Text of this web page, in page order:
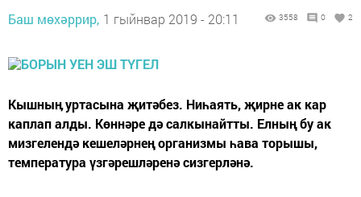
Баш мөхәррир, 1 гыйнвар 2019 - 20:11 3558 0 2
Кышныӊ уртасына җитәбез. Ниһаять, җирне ак кар
каплап алды. Көннәре дә салкынайтты. Елның бу ак
мизгелендә кешеләрнең организмы һава торышы,
температура үзгәрешләренә сизгерләнә.